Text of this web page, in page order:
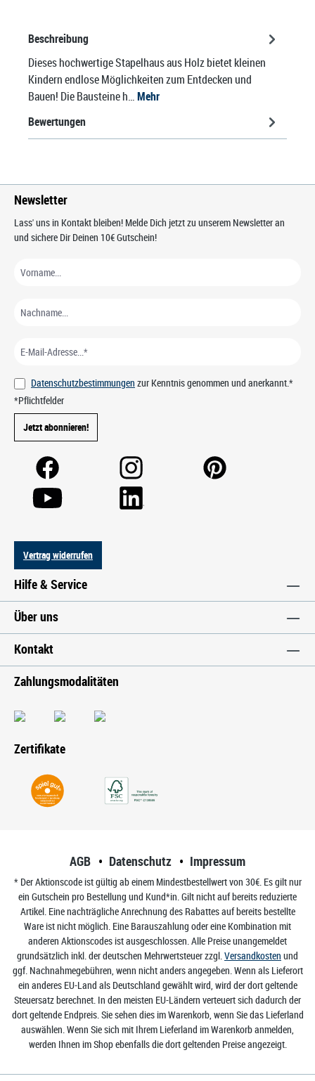
Beschreibung
Dieses hochwertige Stapelhaus aus Holz bietet kleinen
Kindern endlose Möglichkeiten zum Entdecken und
Bauen! Die Bausteine h…Mehr
Bewertungen
Newsletter
Lass' uns in Kontakt bleiben! Melde Dich jetzt zu unserem Newsletter an
und sichere Dir Deinen 10€ Gutschein!
Datenschutzbestimmungen zur Kenntnis genommen und anerkannt.*
*Pflichtfelder
Jetzt abonnieren!
Vertrag widerrufen
Hilfe & Service
Über uns
Kontakt
Zahlungsmodalitäten
Zertifikate
AGB Datenschutz Impressum
* Der Aktionscode ist gültig ab einem Mindestbestellwert von 30€. Es gilt nur
ein Gutschein pro Bestellung und Kund*in. Gilt nicht auf bereits reduzierte
Artikel. Eine nachträgliche Anrechnung des Rabattes auf bereits bestellte
Ware ist nicht möglich. Eine Barauszahlung oder eine Kombination mit
anderen Aktionscodes ist ausgeschlossen. Alle Preise unangemeldet
grundsätzlich inkl. der deutschen Mehrwertsteuer zzgl.Versandkosten und
ggf. Nachnahmegebühren, wenn nicht anders angegeben. Wenn als Lieferort
ein anderes EU-Land als Deutschland gewählt wird, wird der dort geltende
Steuersatz berechnet. In den meisten EU-Ländern verteuert sich dadurch der
dort geltende Endpreis. Sie sehen dies im Warenkorb, wenn Sie das Lieferland
auswählen. Wenn Sie sich mit Ihrem Lieferland im Warenkorb anmelden,
werden Ihnen im Shop ebenfalls die dort geltenden Preise angezeigt.